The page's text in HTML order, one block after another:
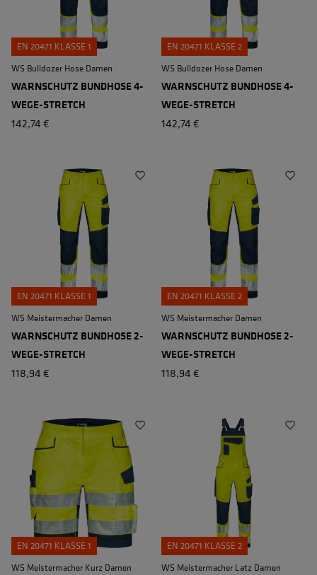
EN 20471 KLASSE 1
WS Bulldozer Hose Damen
WARNSCHUTZ BUNDHOSE 4-
WEGE-STRETCH
142,74 €
EN 20471 KLASSE 2
WS Bulldozer Hose Damen
WARNSCHUTZ BUNDHOSE 4-
WEGE-STRETCH
142,74 €
EN 20471 KLASSE 1
WS Meistermacher Damen
WARNSCHUTZ BUNDHOSE 2-
WEGE-STRETCH
118,94 €
EN 20471 KLASSE 2
WS Meistermacher Damen
WARNSCHUTZ BUNDHOSE 2-
WEGE-STRETCH
118,94 €
EN 20471 KLASSE 1
WS Meistermacher Kurz Damen
EN 20471 KLASSE 2
WS Meistermacher Latz Damen